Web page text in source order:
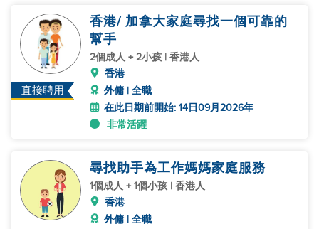
直接聘用
香港/ 加拿大家庭尋找一個可靠的
幫手
2個成人 + 2小孩 | 香港人
香港
外傭 | 全職
在此日期前開始: 14日09月2026年
非常活躍
尋找助手為工作媽媽家庭服務
1個成人 + 1個小孩 | 香港人
香港
外傭 | 全職